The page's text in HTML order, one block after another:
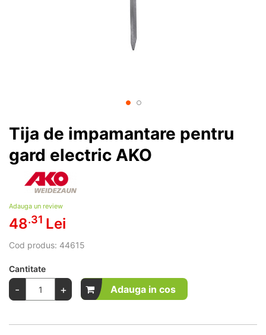
Tija de impamantare pentru
gard electric AKO
Adauga un review
48.31 Lei
Cod produs: 44615
Cantitate
- + Adauga in cos